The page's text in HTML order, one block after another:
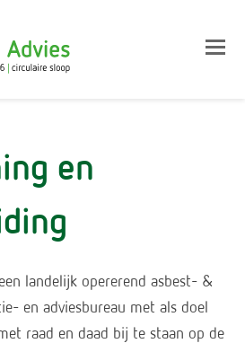
en
landelijk opererend asbest- &
en adviesbureau met als doel
raad en daad bij te staan op de